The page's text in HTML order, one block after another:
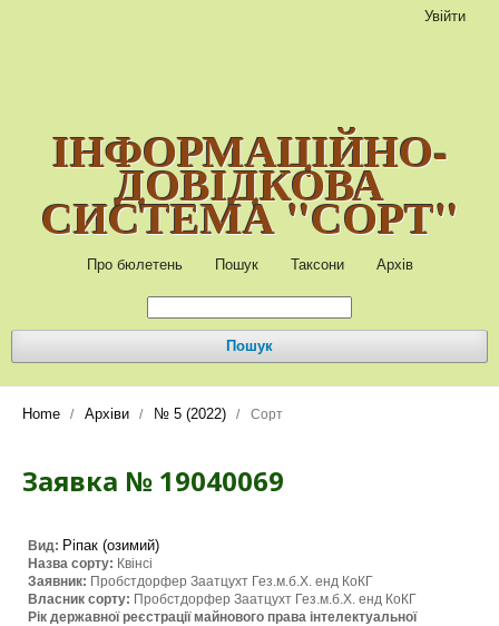
ІНФОРМАЦІЙНО-
ДОВІДКОВА
СИСТЕМА "СОРТ"
Про бюлетень Пошук Таксони Архів
Пошук
Увійти
Home / Архіви / № 5 (2022) / Сорт
Заявка № 19040069
Вид: Ріпак (озимий)
Назва сорту: Квінсі
Заявник: Пробстдорфер Заатцухт Гез.м.б.Х. енд КоКГ
Власник сорту: Пробстдорфер Заатцухт Гез.м.б.Х. енд КоКГ
Рік державної реєстрації майнового права інтелектуальної